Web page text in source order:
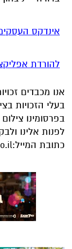
אינדקס
להורדת
אנו מכבדים
בעלי הזכויות
בפרסומינו
לפנות אלינו
כתובת המייל: